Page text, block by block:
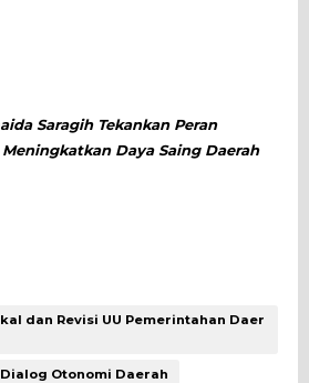
Saragih Tekankan Peran
Daya Saing Daerah
dan Revisi UU Pemerintahan Daer
Otonomi Daerah